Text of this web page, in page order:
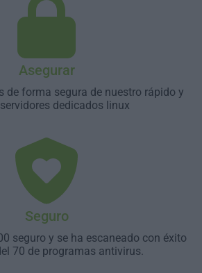
Asegurar
de forma segura de nuestro rápido y
dedicados linux
Seguro
seguro y se ha escaneado con éxito
70 de programas antivirus.